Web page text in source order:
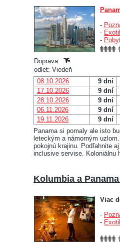
-
-
-
Doprava:
odlet: Viedeň
08.10.2026
9 dní
17.10.2026
9 dní
28.10.2026
9 dní
06.11.2026
9 dní
19.11.2026
9 dní
Panama si pomaly ale isto
leteckým a námorným
pokojnú krajinu. Podľahnite
inclusive servise. Koloniálnu
Kolumbia a
Viac
-
-